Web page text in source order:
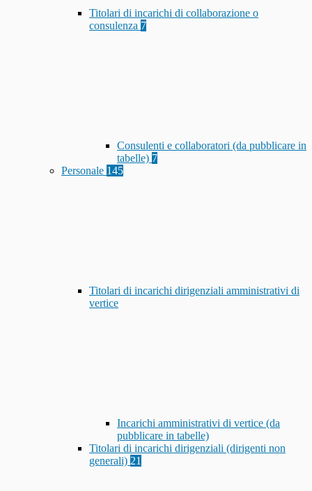
Titolari di incarichi di collaborazione o
consulenza 7
Consulenti e collaboratori (da pubblicare in
tabelle) 7
Personale 145
Titolari di incarichi dirigenziali amministrativi di
vertice
Incarichi amministrativi di vertice (da
pubblicare in tabelle)
Titolari di incarichi dirigenziali (dirigenti non
generali) 21